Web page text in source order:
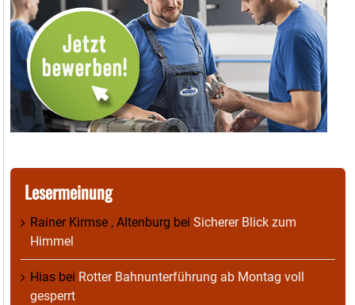
Lesermeinung
Rainer Kirmse , Altenburg bei Sicherer Blick zum
Himmel
Hias bei Rotter Bahnunterführung ab Montag voll
gesperrt